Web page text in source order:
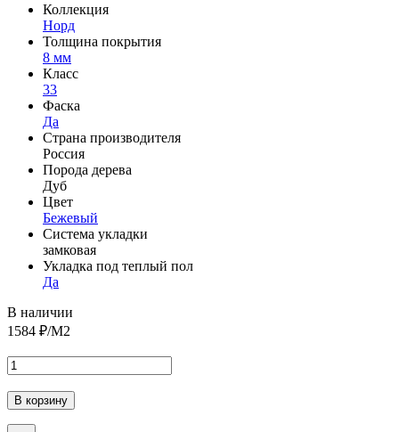
Коллекция
Норд
Толщина покрытия
8 мм
Класс
33
Фаска
Да
Страна производителя
Россия
Порода дерева
Дуб
Цвет
Бежевый
Система укладки
замковая
Укладка под теплый пол
Да
В наличии
1584 ₽/М2